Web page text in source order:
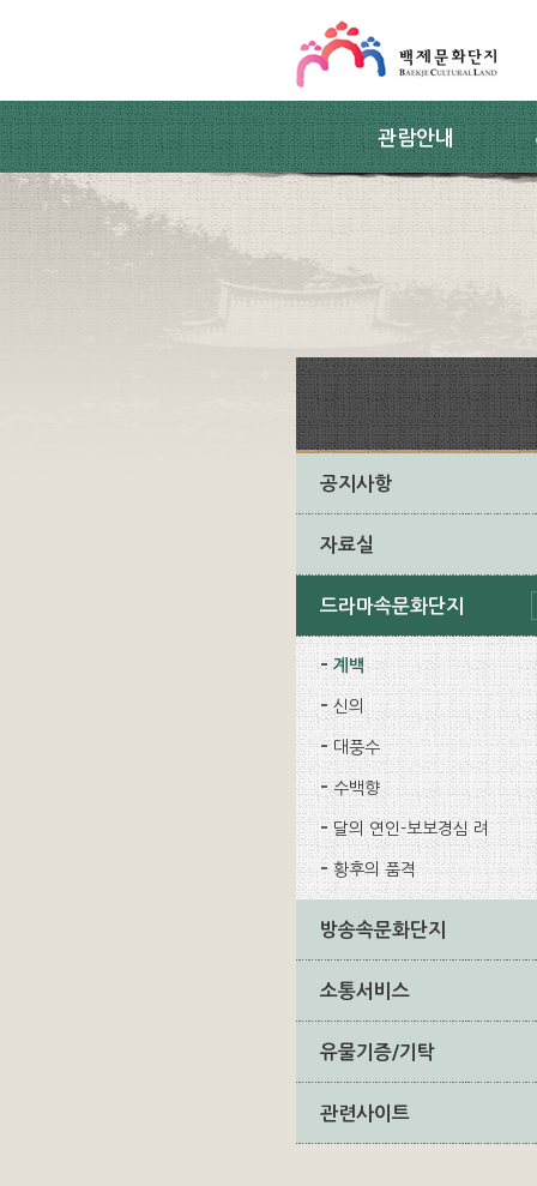
관람안내
공지사항
자료실
드라마속문화단지
계백
신의
대풍수
수백향
달의 연인-보보경심 려
황후의 품격
방송속문화단지
소통서비스
유물기증/기탁
관련사이트